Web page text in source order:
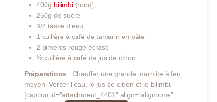
400g bilimbi (rond)
250g de sucre
3/4 tasse d’eau
1 cuillère à café de tamarin en pâte
2 piments rouge écrasé
½ cuillère à café de jus de citron
Préparations : Chauffer une grande marmite à feu
moyen. Verser l’eau, le jus de citron et le bilimbi.
[caption id="attachment_4401" align="alignnone"